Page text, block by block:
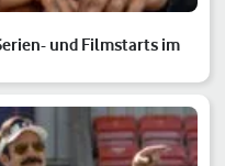
und Filmstarts im